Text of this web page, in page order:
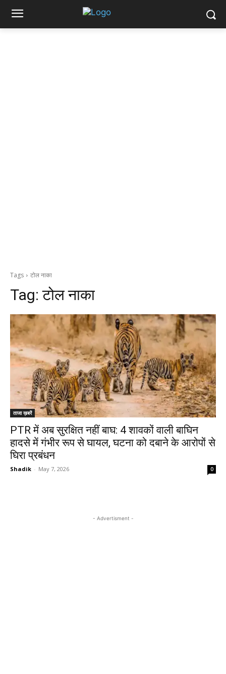
Tags टोल नाका
Tag:टोल नाका
ताजा ख़बरें
PTR में अब सुरक्षित नहीं बाघ: 4 शावकों वाली बाघिन
हादसे में गंभीर रूप से घायल, घटना को दबाने के आरोपों से
घिरा प्रबंधन
Shadik - May 7, 2026 0
- Advertisment -